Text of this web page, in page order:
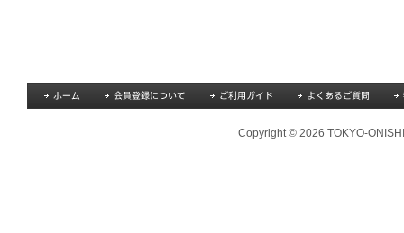
Copyright © 2026 TOKYO-